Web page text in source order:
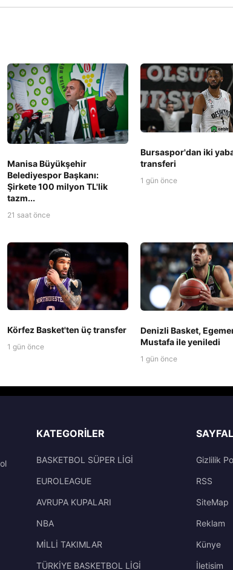
Manisa Büyükşehir
Belediyespor Başkanı:
Şirkete 100 milyon TL'lik
tazm...
21 saat önce
Bursaspor'dan iki
transferi
1 gün önce
Körfez Basket'ten üç transfer
1 gün önce
Denizli Basket,
Mustafa ile yeniledi
1 gün önce
KATEGORILER
BASKETBOL SÜPER LİGİ
EUROLEAGUE
AVRUPA KUPALARI
NBA
MİLLİ TAKIMLAR
TÜRKİYE BASKETBOL LİGİ
Gizlilik
RSS
SiteMap
Reklam
Künye
İletisim